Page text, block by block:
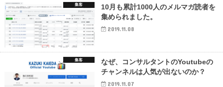
集客
10月も累計1000人のメルマガ読者を
集められました。
2019.11.08
集客
なぜ、コンサルタントのYoutubeの
チャンネルは人気が出ないのか？
2019.11.07